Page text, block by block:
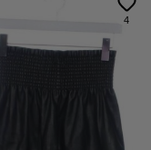
4